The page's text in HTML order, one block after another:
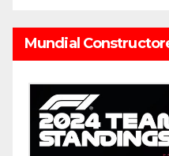
Mundial